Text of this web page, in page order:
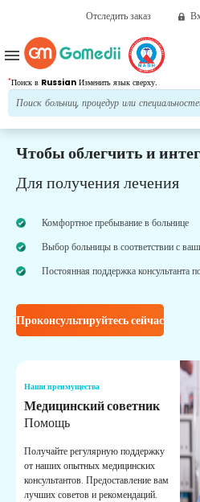
Отследить заказ
*Поиск в Russian Изменить язык сверху.
menu
Чтобы облегчить и
Для получения лечения
Комфортное пребывание в больнице
Выбор больницы в соответствии с
Постоянная поддержка консультанта
Проконсультируйтесь сейчас
Наши преимущества
Медицинский советник
Помощь
Получайте регулярную поддержку
от наших опытных медицинских
консультантов. Предоставление вам
лучших советов и рекомендаций.